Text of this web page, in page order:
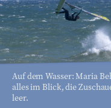
Auf dem Wasser: Maria
alles im Blick, die
leer.